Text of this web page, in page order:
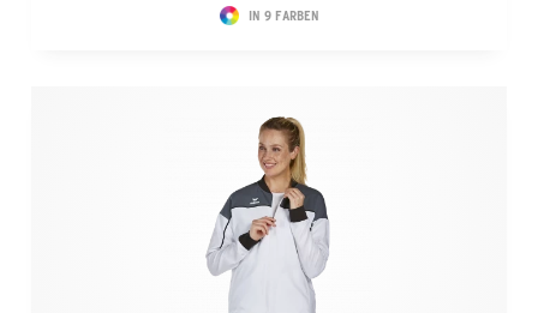
IN 9 FARBEN